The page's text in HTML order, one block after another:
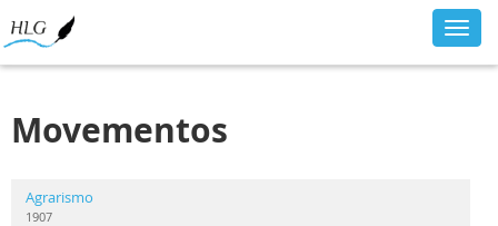
Movementos
Agrarismo
1907